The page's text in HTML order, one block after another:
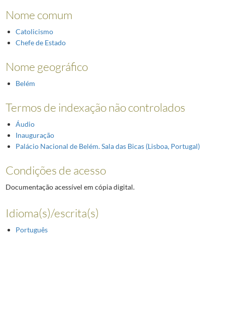
Nome comum
Catolicismo
Chefe de Estado
Nome geográfico
Belém
Termos de indexação não controlados
Áudio
Inauguração
Palácio Nacional de Belém. Sala das Bicas (Lisboa, Portugal)
Condições de acesso
Documentação acessível em cópia digital.
Idioma(s)/escrita(s)
Português